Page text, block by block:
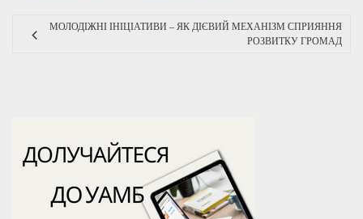
МОЛОДІЖНІ ІНІЦІАТИВИ – ЯК ДІЄВИЙ МЕХАНІЗМ СПРИЯННЯ
РОЗВИТКУ ГРОМАД